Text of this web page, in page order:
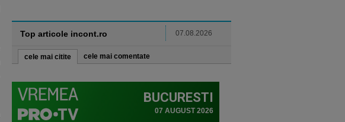
Top articole incont.ro 07.08.2026
cele mai citite cele mai comentate